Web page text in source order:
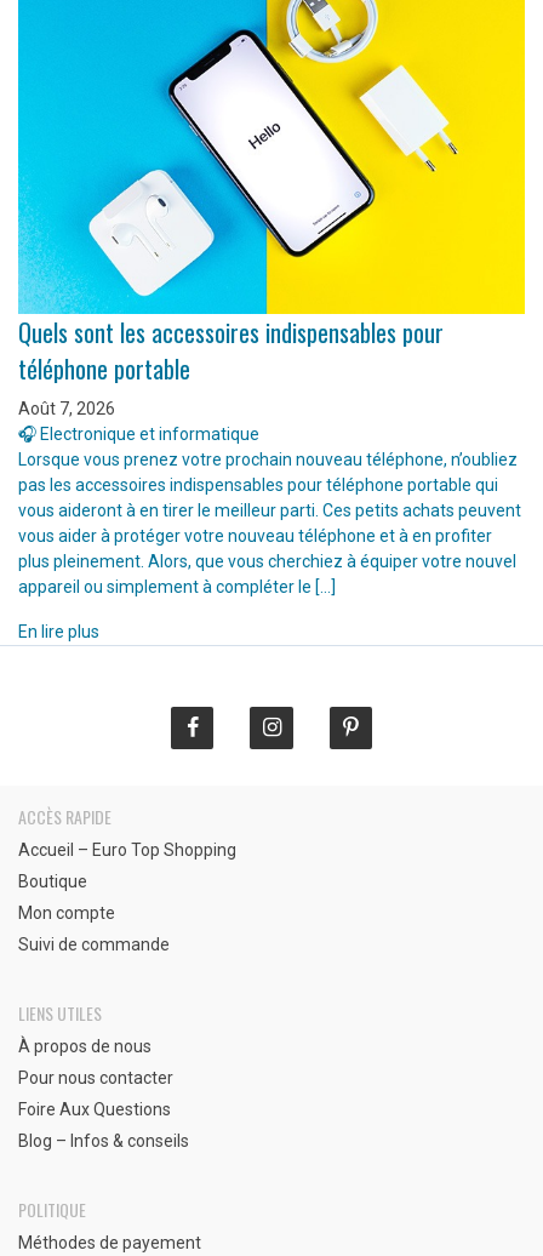
Quels sont les accessoires indispensables pour
téléphone portable
Août 7, 2026
🎧 Electronique et informatique
Lorsque vous prenez votre prochain nouveau téléphone, n’oubliez
pas les accessoires indispensables pour téléphone portable qui
vous aideront à en tirer le meilleur parti. Ces petits achats peuvent
vous aider à protéger votre nouveau téléphone et à en profiter
plus pleinement. Alors, que vous cherchiez à équiper votre nouvel
appareil ou simplement à compléter le […]
En lire plus
ACCÈS RAPIDE
Accueil – Euro Top Shopping
Boutique
Mon compte
Suivi de commande
LIENS UTILES
À propos de nous
Pour nous contacter
Foire Aux Questions
Blog – Infos & conseils
POLITIQUE
Méthodes de payement